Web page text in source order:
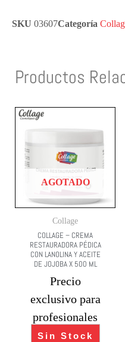
SKU 03607Categoría
Productos
AGOTADO
Collage
COLLAGE – CREMA
RESTAURADORA PÉDICA
CON LANOLINA Y ACEITE
DE JOJOBA X 500 ML
Precio
exclusivo para
profesionales
Sin Stock